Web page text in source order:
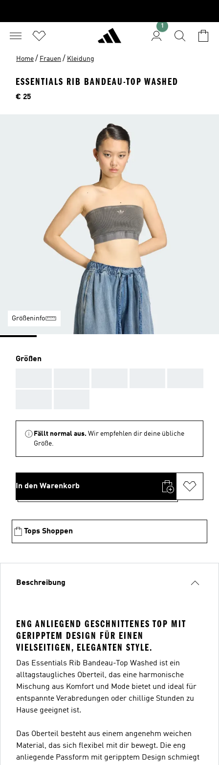
1
Home / Frauen / Kleidung
ESSENTIALS RIB BANDEAU-TOP WASHED
Preis
€ 25
Größeninfo
Größen
Fällt normal aus. Wir empfehlen dir deine übliche
Größe.
In den Warenkorb
Tops Shoppen
Beschreibung
ENG ANLIEGEND GESCHNITTENES TOP MIT
GERIPPTEM DESIGN FÜR EINEN
VIELSEITIGEN, ELEGANTEN STYLE.
Das Essentials Rib Bandeau-Top Washed ist ein
alltagstaugliches Oberteil, das eine harmonische
Mischung aus Komfort und Mode bietet und ideal für
entspannte Verabredungen oder chillige Stunden zu
Hause geeignet ist.
Das Oberteil besteht aus einem angenehm weichen
Material, das sich flexibel mit dir bewegt. Die eng
anliegende Passform mit geripptem Design schmiegt